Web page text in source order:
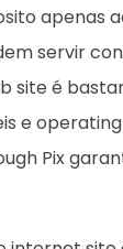
apenas
servir
site é
e
Pix